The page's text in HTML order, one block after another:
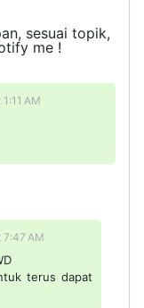
sesuai topik,
me !
AM
7:47 AM
terus dapat